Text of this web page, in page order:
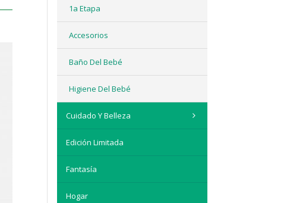
1a Etapa
Accesorios
Baño Del Bebé
Higiene Del Bebé
Cuidado Y Belleza
Edición Limitada
Fantasía
Hogar